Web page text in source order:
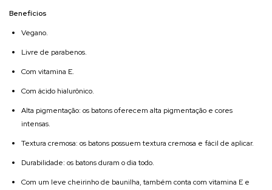
Benefícios
Vegano.
Livre de parabenos.
Com vitamina E.
Com ácido hialurônico.
Alta pigmentação: os batons oferecem alta pigmentação e cores
intensas.
Textura cremosa: os batons possuem textura cremosa e fácil de aplicar.
Durabilidade: os batons duram o dia todo.
Com um leve cheirinho de baunilha, também conta com vitamina E e